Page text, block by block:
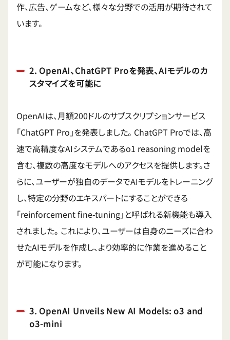
作、広告、ゲームなど、様々な分野での活用が期待されて
います。
2. OpenAI、ChatGPT Proを発表、AIモデルのカ
スタマイズを可能に
OpenAIは、月額200ドルのサブスクリプションサービス
「ChatGPT Pro」を発表しました。 ChatGPT Proでは、高
速で高精度なAIシステムであるo1 reasoning modelを
含む、複数の高度なモデルへのアクセスを提供します。さ
らに、ユーザーが独自のデータでAIモデルをトレーニング
し、特定の分野のエキスパートにすることができる
「reinforcement fine-tuning」と呼ばれる新機能も導入
されました。 これにより、ユーザーは自身のニーズに合わ
せたAIモデルを作成し、より効率的に作業を進めること
が可能になります。
3. OpenAI Unveils New AI Models: o3 and
o3-mini